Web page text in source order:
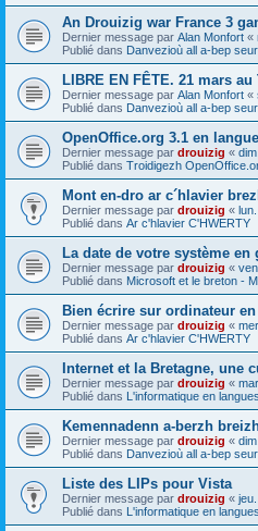
An Drouizig war France 3
Dernier message par Alan Monfort «
Publié dans Danvezioù all a-bep
LIBRE EN FÊTE. 21 mars
Dernier message par Alan Monfort «
Publié dans Danvezioù all a-bep
OpenOffice.org 3.1 en
Dernier message par drouizig «
Publié dans Troidigezh
Mont en-dro ar c´hlavier
Dernier message par drouizig «
Publié dans Ar c'hlavier C'HWERTY
La date de votre système
Dernier message par drouizig «
Publié dans Microsoft et le breton -
Bien écrire sur ordinateur
Dernier message par drouizig «
Publié dans Ar c'hlavier C'HWERTY
Internet et la Bretagne, une
Dernier message par drouizig «
Publié dans L'informatique en
Kemennadenn a-berzh
Dernier message par drouizig «
Publié dans Danvezioù all a-bep
Liste des LIPs pour Vista
Dernier message par drouizig «
Publié dans L'informatique en